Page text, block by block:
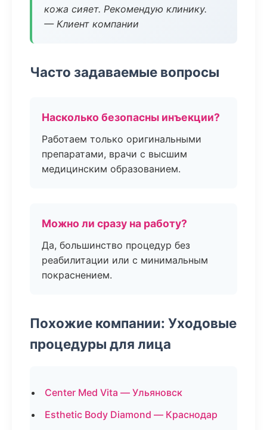
кожа сияет. Рекомендую клинику.
— Клиент компании
Часто задаваемые вопросы
Насколько безопасны инъекции?
Работаем только оригинальными
препаратами, врачи с высшим
медицинским образованием.
Можно ли сразу на работу?
Да, большинство процедур без
реабилитации или с минимальным
покраснением.
Похожие компании: Уходовые
процедуры для лица
Center Med Vita — Ульяновск
Esthetic Body Diamond — Краснодар